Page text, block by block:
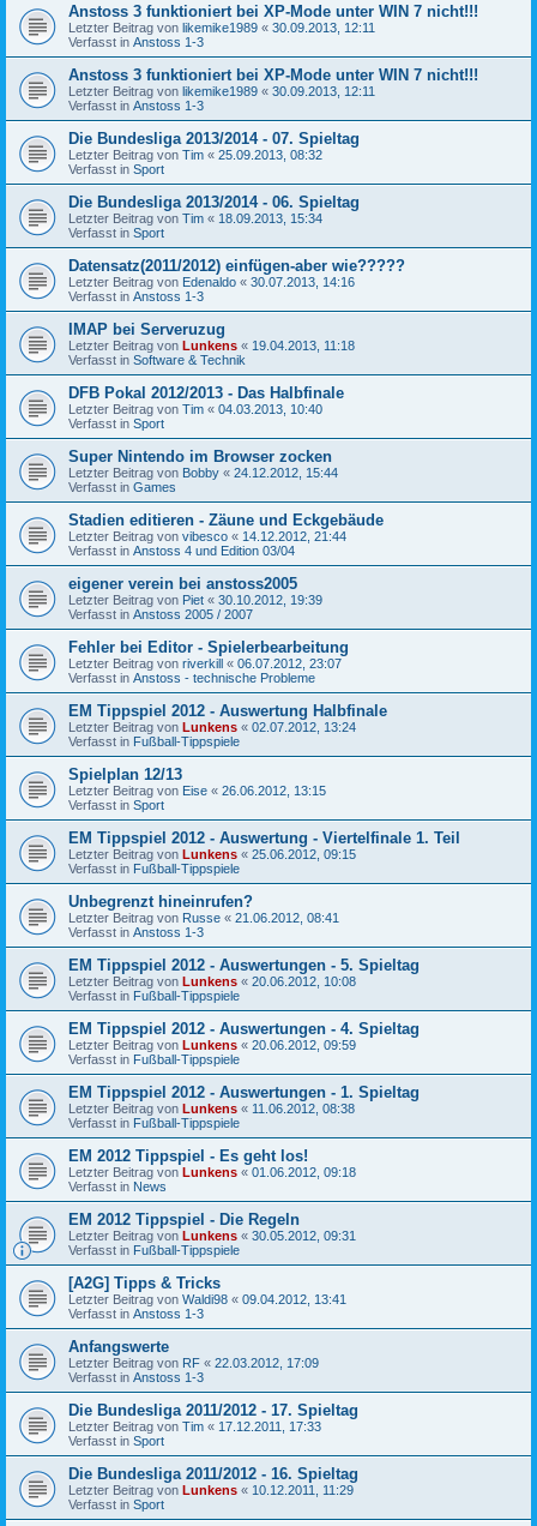
Anstoss 3 funktioniert bei XP-Mode unter WIN 7 nicht!!!
Letzter Beitrag von likemike1989 « 30.09.2013, 12:11
Verfasst in Anstoss 1-3
Anstoss 3 funktioniert bei XP-Mode unter WIN 7 nicht!!!
Letzter Beitrag von likemike1989 « 30.09.2013, 12:11
Verfasst in Anstoss 1-3
Die Bundesliga 2013/2014 - 07. Spieltag
Letzter Beitrag von Tim « 25.09.2013, 08:32
Verfasst in Sport
Die Bundesliga 2013/2014 - 06. Spieltag
Letzter Beitrag von Tim « 18.09.2013, 15:34
Verfasst in Sport
Datensatz(2011/2012) einfügen-aber wie?????
Letzter Beitrag von Edenaldo « 30.07.2013, 14:16
Verfasst in Anstoss 1-3
IMAP bei Serveruzug
Letzter Beitrag von Lunkens « 19.04.2013, 11:18
Verfasst in Software & Technik
DFB Pokal 2012/2013 - Das Halbfinale
Letzter Beitrag von Tim « 04.03.2013, 10:40
Verfasst in Sport
Super Nintendo im Browser zocken
Letzter Beitrag von Bobby « 24.12.2012, 15:44
Verfasst in Games
Stadien editieren - Zäune und Eckgebäude
Letzter Beitrag von vibesco « 14.12.2012, 21:44
Verfasst in Anstoss 4 und Edition 03/04
eigener verein bei anstoss2005
Letzter Beitrag von Piet « 30.10.2012, 19:39
Verfasst in Anstoss 2005 / 2007
Fehler bei Editor - Spielerbearbeitung
Letzter Beitrag von riverkill « 06.07.2012, 23:07
Verfasst in Anstoss - technische Probleme
EM Tippspiel 2012 - Auswertung Halbfinale
Letzter Beitrag von Lunkens « 02.07.2012, 13:24
Verfasst in Fußball-Tippspiele
Spielplan 12/13
Letzter Beitrag von Eise « 26.06.2012, 13:15
Verfasst in Sport
EM Tippspiel 2012 - Auswertung - Viertelfinale 1. Teil
Letzter Beitrag von Lunkens « 25.06.2012, 09:15
Verfasst in Fußball-Tippspiele
Unbegrenzt hineinrufen?
Letzter Beitrag von Russe « 21.06.2012, 08:41
Verfasst in Anstoss 1-3
EM Tippspiel 2012 - Auswertungen - 5. Spieltag
Letzter Beitrag von Lunkens « 20.06.2012, 10:08
Verfasst in Fußball-Tippspiele
EM Tippspiel 2012 - Auswertungen - 4. Spieltag
Letzter Beitrag von Lunkens « 20.06.2012, 09:59
Verfasst in Fußball-Tippspiele
EM Tippspiel 2012 - Auswertungen - 1. Spieltag
Letzter Beitrag von Lunkens « 11.06.2012, 08:38
Verfasst in Fußball-Tippspiele
EM 2012 Tippspiel - Es geht los!
Letzter Beitrag von Lunkens « 01.06.2012, 09:18
Verfasst in News
EM 2012 Tippspiel - Die Regeln
Letzter Beitrag von Lunkens « 30.05.2012, 09:31
Verfasst in Fußball-Tippspiele
[A2G] Tipps & Tricks
Letzter Beitrag von Waldi98 « 09.04.2012, 13:41
Verfasst in Anstoss 1-3
Anfangswerte
Letzter Beitrag von RF « 22.03.2012, 17:09
Verfasst in Anstoss 1-3
Die Bundesliga 2011/2012 - 17. Spieltag
Letzter Beitrag von Tim « 17.12.2011, 17:33
Verfasst in Sport
Die Bundesliga 2011/2012 - 16. Spieltag
Letzter Beitrag von Lunkens « 10.12.2011, 11:29
Verfasst in Sport